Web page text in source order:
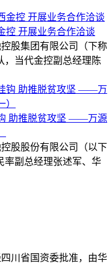
控 开展业务合作洽谈
股集团有限公司（下称
，当代金控副总经理陈
助推脱贫攻坚 ——万源
股股份有限公司（以下
率副总经理张述军、华
川省国资委批准，由华